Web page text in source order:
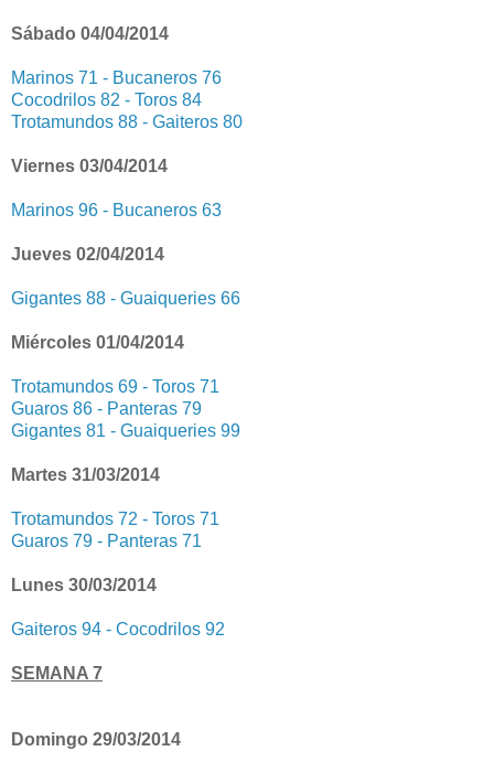
Sábado 04/04/2014
Marinos 71 - Bucaneros 76
Cocodrilos 82 - Toros 84
Trotamundos 88 - Gaiteros 80
Viernes 03/04/2014
Marinos 96 - Bucaneros 63
Jueves 02/04/2014
Gigantes 88 - Guaiqueries 66
Miércoles 01/04/2014
Trotamundos 69 - Toros 71
Guaros 86 - Panteras 79
Gigantes 81 - Guaiqueries 99
Martes 31/03/2014
Trotamundos 72 - Toros 71
Guaros 79 - Panteras 71
Lunes 30/03/2014
Gaiteros 94 - Cocodrilos 92
SEMANA 7
Domingo 29/03/2014